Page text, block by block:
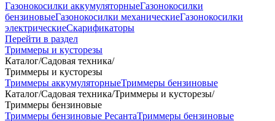
Газонокосилки аккумуляторныеГазонокосилки
бензиновыеГазонокосилки механическиеГазонокосилки
электрическиеСкарификаторы
Перейти в раздел
Триммеры и кусторезы
Каталог/Садовая техника/
Триммеры и кусторезы
Триммеры аккумуляторныеТриммеры бензиновые
Каталог/Садовая техника/Триммеры и кусторезы/
Триммеры бензиновые
Триммеры бензиновые РесантаТриммеры бензиновые